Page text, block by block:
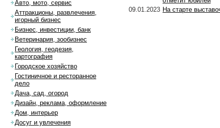
09.01.2023 На старте
Авто, мото, сервис
Аттракционы, развлечения,
игорный бизнес
Бизнес, инвестиции, банк
Ветеринария, зообизнес
Геология, геодезия,
картография
Городское хозяйство
Гостиничное и ресторанное
дело
Дача, сад, огород
Дизайн, реклама, оформление
Дом, интерьер
Досуг и увлечения